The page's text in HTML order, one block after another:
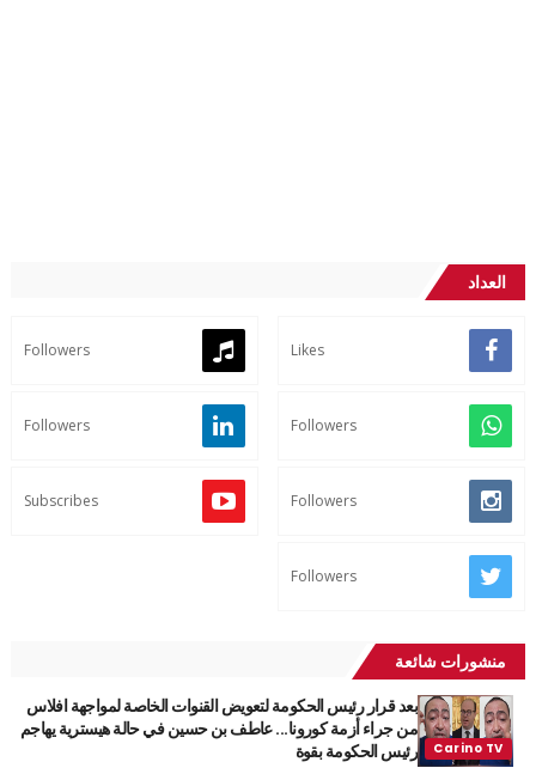
العداد
Likes
Followers
Followers
Followers
Followers
Subscribes
Followers
منشورات شائعة
بعد قرار رئيس الحكومة لتعويض القنوات الخاصة لمواجهة افلاس
من جراء أزمة كورونا... عاطف بن حسين في حالة هيسترية يهاجم
رئيس الحكومة بقوة